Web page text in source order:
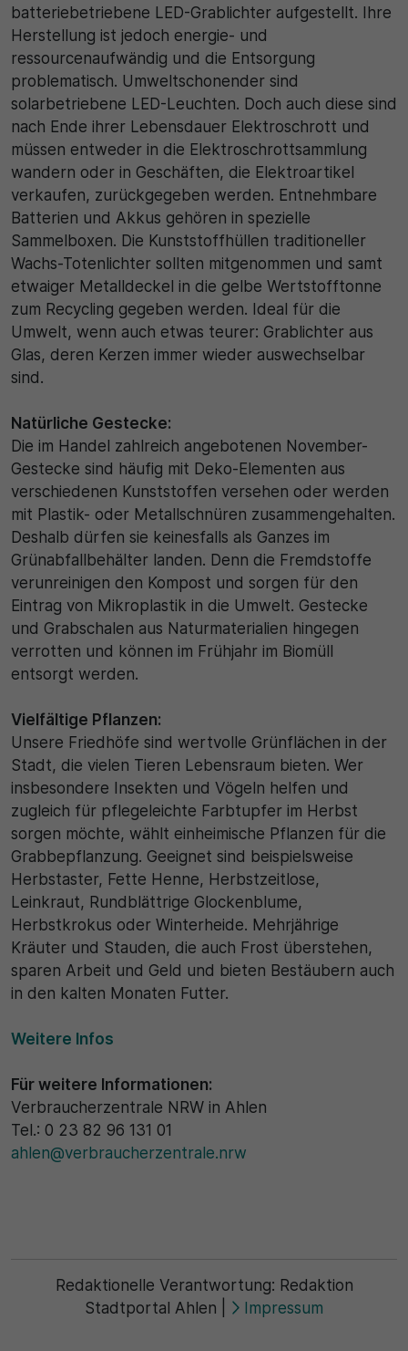
batteriebetriebene LED-Grablichter aufgestellt. Ihre
Herstellung ist jedoch energie- und
ressourcenaufwändig und die Entsorgung
problematisch. Umweltschonender sind
solarbetriebene LED-Leuchten. Doch auch diese sind
nach Ende ihrer Lebensdauer Elektroschrott und
müssen entweder in die Elektroschrottsammlung
wandern oder in Geschäften, die Elektroartikel
verkaufen, zurückgegeben werden. Entnehmbare
Batterien und Akkus gehören in spezielle
Sammelboxen. Die Kunststoffhüllen traditioneller
Wachs-Totenlichter sollten mitgenommen und samt
etwaiger Metalldeckel in die gelbe Wertstofftonne
zum Recycling gegeben werden. Ideal für die
Umwelt, wenn auch etwas teurer: Grablichter aus
Glas, deren Kerzen immer wieder auswechselbar
sind.
Natürliche Gestecke:
Die im Handel zahlreich angebotenen November-
Gestecke sind häufig mit Deko-Elementen aus
verschiedenen Kunststoffen versehen oder werden
mit Plastik- oder Metallschnüren zusammengehalten.
Deshalb dürfen sie keinesfalls als Ganzes im
Grünabfallbehälter landen. Denn die Fremdstoffe
verunreinigen den Kompost und sorgen für den
Eintrag von Mikroplastik in die Umwelt. Gestecke
und Grabschalen aus Naturmaterialien hingegen
verrotten und können im Frühjahr im Biomüll
entsorgt werden.
Vielfältige Pflanzen:
Unsere Friedhöfe sind wertvolle Grünflächen in der
Stadt, die vielen Tieren Lebensraum bieten. Wer
insbesondere Insekten und Vögeln helfen und
zugleich für pflegeleichte Farbtupfer im Herbst
sorgen möchte, wählt einheimische Pflanzen für die
Grabbepflanzung. Geeignet sind beispielsweise
Herbstaster, Fette Henne, Herbstzeitlose,
Leinkraut, Rundblättrige Glockenblume,
Herbstkrokus oder Winterheide. Mehrjährige
Kräuter und Stauden, die auch Frost überstehen,
sparen Arbeit und Geld und bieten Bestäubern auch
in den kalten Monaten Futter.
Weitere Infos
Für weitere Informationen:
Verbraucherzentrale NRW in Ahlen
Tel.: 0 23 82 96 131 01
ahlen@verbraucherzentrale.nrw
Redaktionelle Verantwortung: Redaktion
Stadtportal Ahlen
Impressum